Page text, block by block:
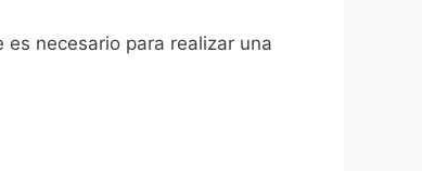
necesario para realizar una